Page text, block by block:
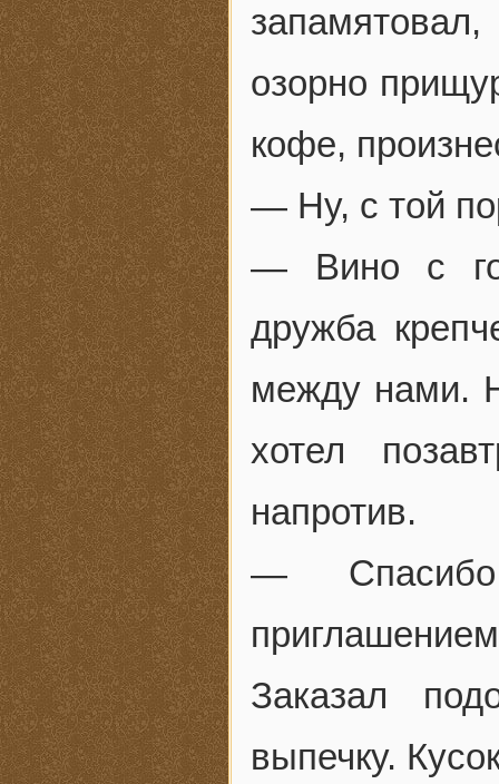
озорно
кофе,
— Ну, с той
— Вино с
дружба
между нами.
хотел
напротив.
—
Заказал
выпечку.